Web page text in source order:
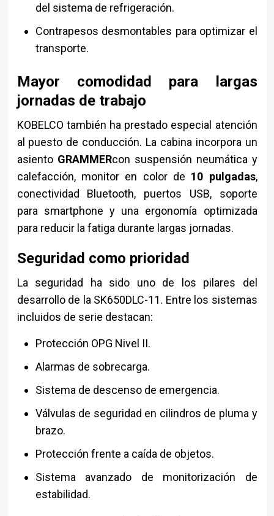
del sistema de refrigeración.
Contrapesos desmontables para optimizar el
transporte.
Mayor comodidad para largas
jornadas de trabajo
KOBELCO también ha prestado especial atención
al puesto de conducción. La cabina incorpora un
asiento GRAMMERcon suspensión neumática y
calefacción, monitor en color de 10 pulgadas,
conectividad Bluetooth, puertos USB, soporte
para smartphone y una ergonomía optimizada
para reducir la fatiga durante largas jornadas.
Seguridad como prioridad
La seguridad ha sido uno de los pilares del
desarrollo de la SK650DLC-11. Entre los sistemas
incluidos de serie destacan:
Protección OPG Nivel II.
Alarmas de sobrecarga.
Sistema de descenso de emergencia.
Válvulas de seguridad en cilindros de pluma y
brazo.
Protección frente a caída de objetos.
Sistema avanzado de monitorización de
estabilidad.